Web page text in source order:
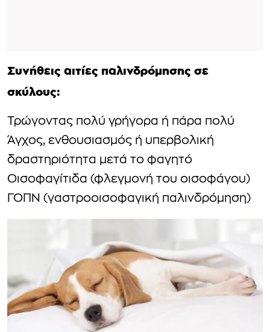
Συνήθεις αιτίες παλινδρόμησης σε
σκύλους:
Τρώγοντας πολύ γρήγορα ή πάρα πολύ
Άγχος, ενθουσιασμός ή υπερβολική
δραστηριότητα μετά το φαγητό
Οισοφαγίτιδα (φλεγμονή του οισοφάγου)
ΓΟΠΝ (γαστροοισοφαγική παλινδρόμηση)